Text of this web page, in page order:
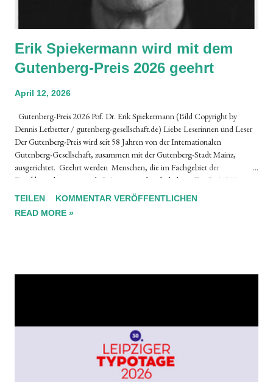
Erik Spiekermann wird mit dem
Gutenberg-Preis 2026 geehrt
April 12, 2026
Gutenberg-Preis 2026 Pof. Dr. Erik Spiekermann (Bild Copyright by
Dennis Letbetter / gutenberg-gesellschaft.de) Liebe Leserinnen und Leser
Der Gutenberg-Preis wird seit 58 Jahren von der Internationalen
Gutenberg-Gesellschaft, zusammen mit der Gutenberg-Stadt Mainz,
ausgerichtet. Geehrt werden Menschen, die im Fachgebiet der
Druckkunst hervorragende Leistungen erbracht haben. Der Preis 2026 geht
an den Typografen und Gestalter Prof. Dr. h.c. Erik Spiekermann, der für
findet am 20. Juni 2026 im kurfürstlichen Schloss Mainz statt. Bruno
TEILEN
KOMMENTAR VERÖFFENTLICHEN
READ MORE »